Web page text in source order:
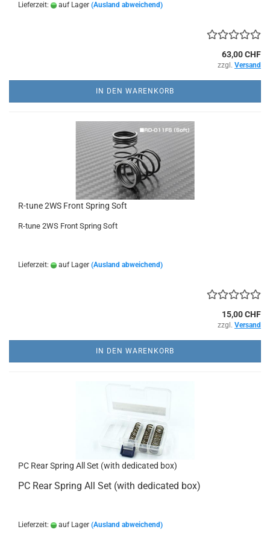
Lieferzeit: auf Lager (Ausland abweichend)
63,00 CHF
zzgl. Versand
IN DEN WARENKORB
R-tune 2WS Front Spring Soft
R-tune 2WS Front Spring Soft
Lieferzeit: auf Lager (Ausland abweichend)
15,00 CHF
zzgl. Versand
IN DEN WARENKORB
PC Rear Spring All Set (with dedicated box)
PC Rear Spring All Set (with dedicated box)
Lieferzeit: auf Lager (Ausland abweichend)